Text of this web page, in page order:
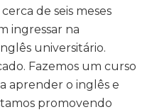
de seis meses
ingressar na
universitário.
Fazemos um curso
aprender o inglês e
promovendo